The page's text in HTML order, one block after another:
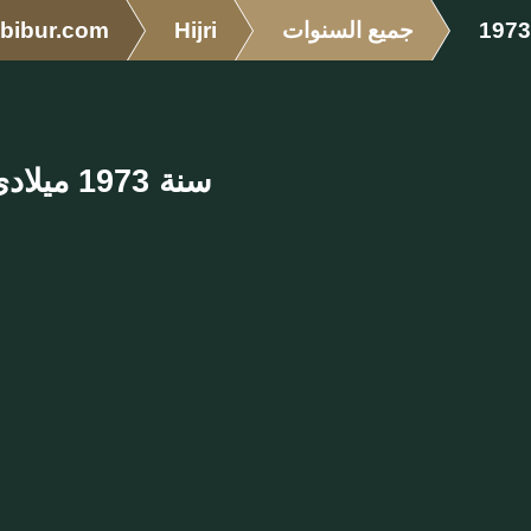
Hijri جميع السنوات 1973
سنة 1973 ميلادي